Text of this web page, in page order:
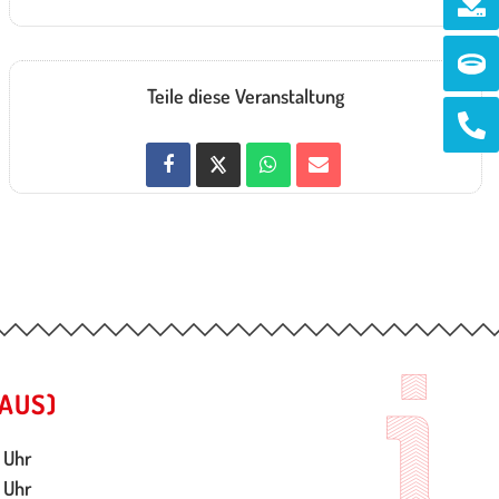
Teile diese Veranstaltung
alt